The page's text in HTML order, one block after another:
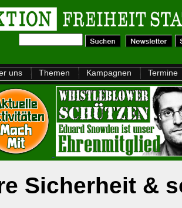
uns Themen Kampagnen Termine
Sicherheit &